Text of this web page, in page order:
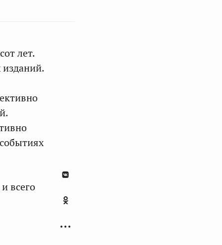
лет.
изданий.
всего